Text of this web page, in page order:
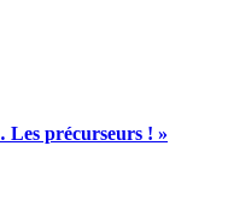
Les précurseurs ! »